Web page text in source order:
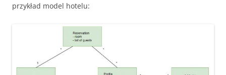
przykład model hotelu: